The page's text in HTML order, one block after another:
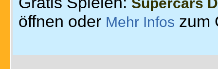
öffnen oder Mehr Infos zum